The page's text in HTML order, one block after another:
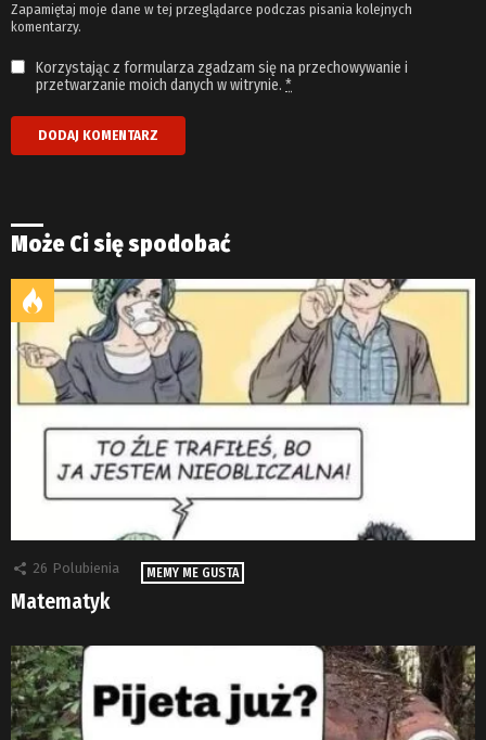
Zapamiętaj moje dane w tej przeglądarce podczas pisania kolejnych
komentarzy.
Korzystając z formularza zgadzam się na przechowywanie i
przetwarzanie moich danych w witrynie. *
Może Ci się spodobać
26 Polubienia MEMY ME GUSTA
Matematyk